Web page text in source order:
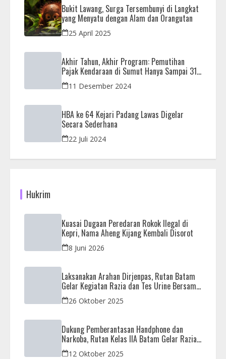
Bukit Lawang, Surga Tersembunyi di Langkat
yang Menyatu dengan Alam dan Orangutan
25 April 2025
Akhir Tahun, Akhir Program: Pemutihan
Pajak Kendaraan di Sumut Hanya Sampai 31
Desember
11 Desember 2024
HBA ke 64 Kejari Padang Lawas Digelar
Secara Sederhana
22 Juli 2024
Hukrim
Kuasai Dugaan Peredaran Rokok Ilegal di
Kepri, Nama Aheng Kijang Kembali Disorot
8 Juni 2026
Laksanakan Arahan Dirjenpas, Rutan Batam
Gelar Kegiatan Razia dan Tes Urine Bersama
APH26 Oktober 2025
Dukung Pemberantasan Handphone dan
Narkoba, Rutan Kelas IIA Batam Gelar Razia
Bersama Aparat Penegak Hukum
12 Oktober 2025